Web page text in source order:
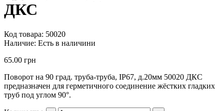
ДКС
Код товара: 50020
Наличие: Есть в наличини
65.00 грн
Поворот на 90 град. труба-труба, IP67, д.20мм 50020 ДКС
предназначен для герметичного соединение жёстких гладких
труб под углом 90°.